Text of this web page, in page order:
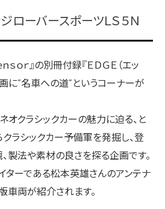
ーバースポーツＬＳ５Ｎ
ｓｏｒ』の別冊付録『ＥＤＧＥ（エッ
に”名車への道”というコーナーが
オクラシックカーの魅力に迫る、と
ラシックカー予備軍を発掘し、登
製法や素材の良さを探る企画です。
ターである松本英雄さんのアンテナ
車両が紹介されます。